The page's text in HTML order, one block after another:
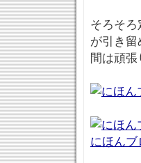
そろそ
が引き
間は頑張
にほんブ